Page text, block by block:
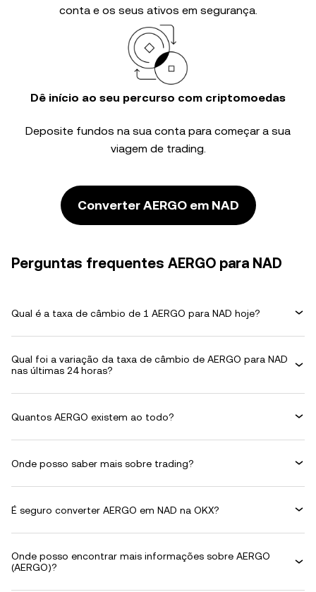
conta e os seus ativos em segurança.
Dê início ao seu percurso com criptomoedas
Deposite fundos na sua conta para começar a sua
viagem de trading.
Converter AERGO em NAD
Perguntas frequentes AERGO para NAD
Qual é a taxa de câmbio de 1 AERGO para NAD hoje?
Qual foi a variação da taxa de câmbio de AERGO para NAD
nas últimas 24 horas?
Quantos AERGO existem ao todo?
Onde posso saber mais sobre trading?
É seguro converter AERGO em NAD na OKX?
Onde posso encontrar mais informações sobre AERGO
(AERGO)?